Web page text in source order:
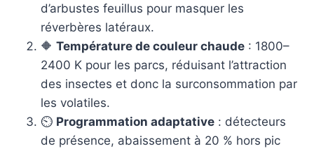
d’arbustes feuillus pour masquer les
réverbères latéraux.
🔶 Température de couleur chaude : 1800–
2400 K pour les parcs, réduisant l’attraction
des insectes et donc la surconsommation par
les volatiles.
⏲️ Programmation adaptative : détecteurs
de présence, abaissement à 20 % hors pic